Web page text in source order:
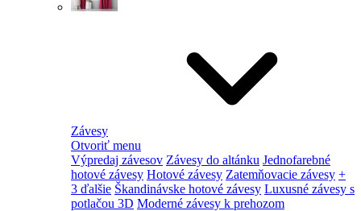
Závesy
Otvoriť menu
Výpredaj závesov Závesy do altánku Jednofarebné
hotové závesy Hotové závesy Zatemňovacie závesy +
3 ďalšie Škandinávske hotové závesy Luxusné závesy s
potlačou 3D Moderné závesy k prehozom